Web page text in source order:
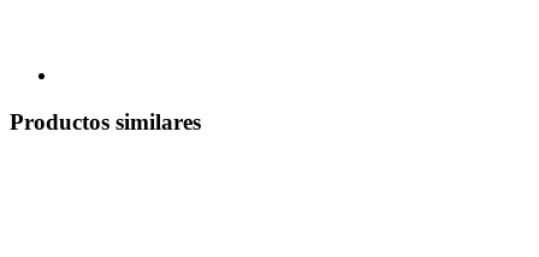
Productos similares